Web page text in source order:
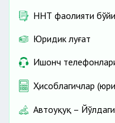
ННТ фаолияти
Юридик луғат
Ишонч
Ҳисоблагичлар
Автоҳуқуқ –